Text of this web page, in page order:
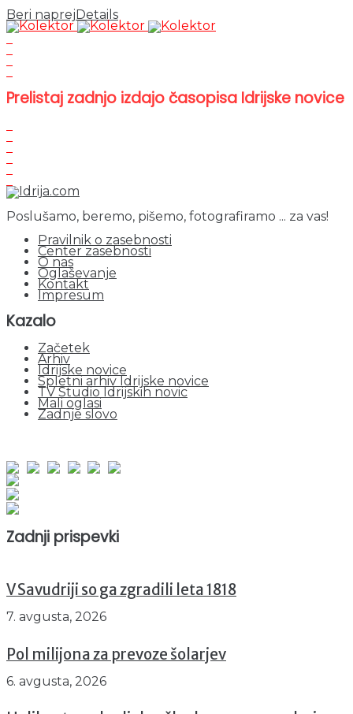
Beri naprej Details
Prelistaj zadnjo izdajo časopisa Idrijske novice
Poslušamo, beremo, pišemo, fotografiramo ... za vas!
Pravilnik o zasebnosti
Center zasebnosti
O nas
Oglaševanje
Kontakt
Impresum
Kazalo
Začetek
Arhiv
Idrijske novice
Spletni arhiv Idrijske novice
TV Studio Idrijskih novic
Mali oglasi
Zadnje slovo
Zadnji prispevki
V Savudriji so ga zgradili leta 1818
7. avgusta, 2026
Pol milijona za prevoze šolarjev
6. avgusta, 2026